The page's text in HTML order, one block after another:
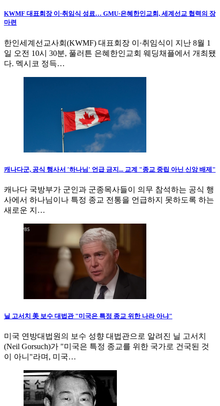
KWMF 대표회장 이·취임식 성료… GMU·은혜한인교회, 세계선교 협력의 장
마련
한인세계선교사회(KWMF) 대표회장 이·취임식이 지난 8월 1
일 오전 10시 30분, 풀러튼 은혜한인교회 웨딩채플에서 개최됐
다. 멕시코 정득…
캐나다군, 공식 행사서 '하나님' 언급 금지... 교계 "종교 중립 아닌 신앙 배제"
캐나다 국방부가 군인과 군종목사들이 의무 참석하는 공식 행
사에서 하나님이나 특정 종교 전통을 언급하지 못하도록 하는
새로운 지…
닐 고서치 美 보수 대법관 "미국은 특정 종교 위한 나라 아냐"
미국 연방대법원의 보수 성향 대법관으로 알려진 닐 고서치
(Neil Gorsuch)가 "미국은 특정 종교를 위한 국가로 건국된 것
이 아니"라며, 미국…